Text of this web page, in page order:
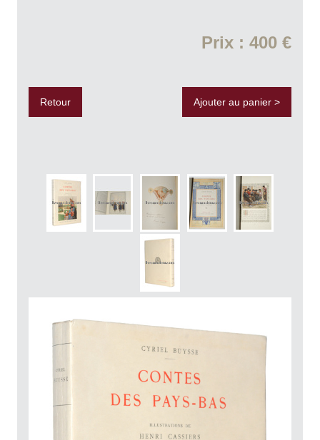
Prix : 400 €
Retour Ajouter au panier >